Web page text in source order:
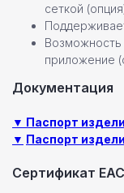
сеткой
приложение
Документация
▼ Паспорт
▼ Паспорт
Сертификат ЕАС
+7
Даю согласие на